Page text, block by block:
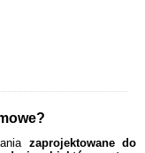
zaprojektowane do